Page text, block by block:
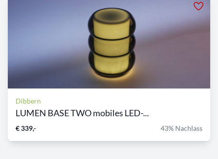
Dibbern
LUMEN BASE TWO mobiles LED-...
€ 339,- 43% Nachlass